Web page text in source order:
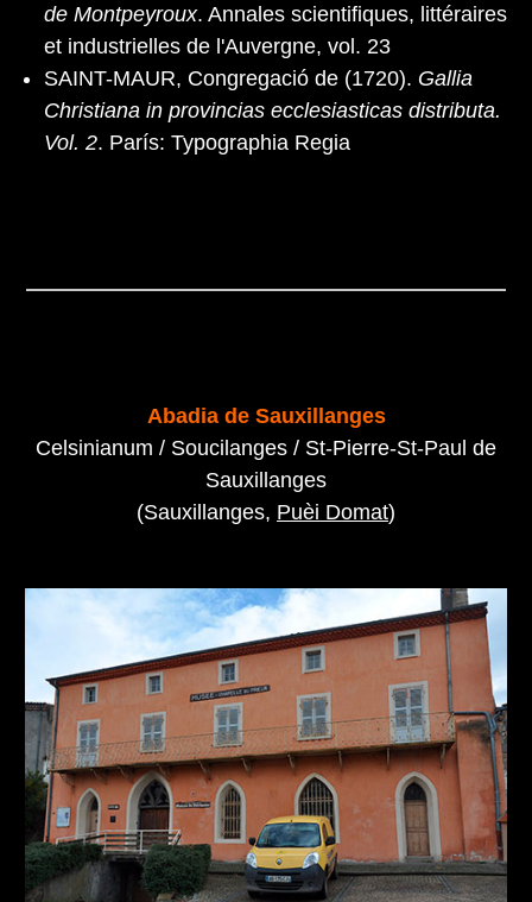
de Montpeyroux. Annales scientifiques, littéraires
et industrielles de l'Auvergne, vol. 23
SAINT-MAUR, Congregació de (1720). Gallia
Christiana in provincias ecclesiasticas distributa.
Vol. 2. París: Typographia Regia
Abadia de Sauxillanges
Celsinianum / Soucilanges / St-Pierre-St-Paul de
Sauxillanges
(Sauxillanges, Puèi Domat)